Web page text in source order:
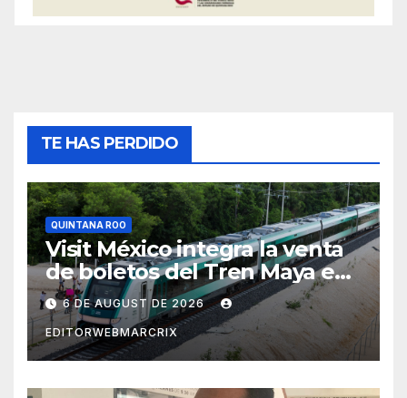
TE HAS PERDIDO
QUINTANA ROO
Visit México integra la venta
de boletos del Tren Maya en
su plataforma oficial
6 DE AUGUST DE 2026
EDITORWEBMARCRIX